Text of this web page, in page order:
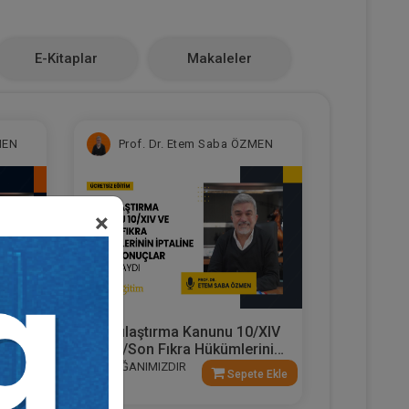
×
E-Kitaplar Makaleler
Ekle
Prof. Dr. Etem Saba ÖZMEN
Kamulaştırma Kanunu 10/XIV
ve 14/Son Fıkra Hükümlerinin
İptaline Bağlı Sonuçlar Video
ARMAĞANIMIZDIR
Sepete Ekle